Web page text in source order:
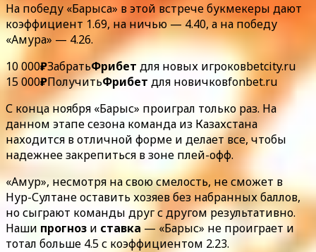
На победу «Барыса» в этой встрече букмекеры дают
коэффициент 1.69, на ничью — 4.40, а на победу
«Амура» — 4.26.
10 000₽ЗабратьФрибет для новых игроковbetcity.ru
15 000₽ПолучитьФрибет для новичковfonbet.ru
С конца ноября «Барыс» проиграл только раз. На
данном этапе сезона команда из Казахстана
находится в отличной форме и делает все, чтобы
надежнее закрепиться в зоне плей-офф.
«Амур», несмотря на свою смелость, не сможет в
Нур-Султане оставить хозяев без набранных баллов,
но сыграют команды друг с другом результативно.
Наши прогноз и ставка — «Барыс» не проиграет и
тотал больше 4.5 с коэффициентом 2.23.